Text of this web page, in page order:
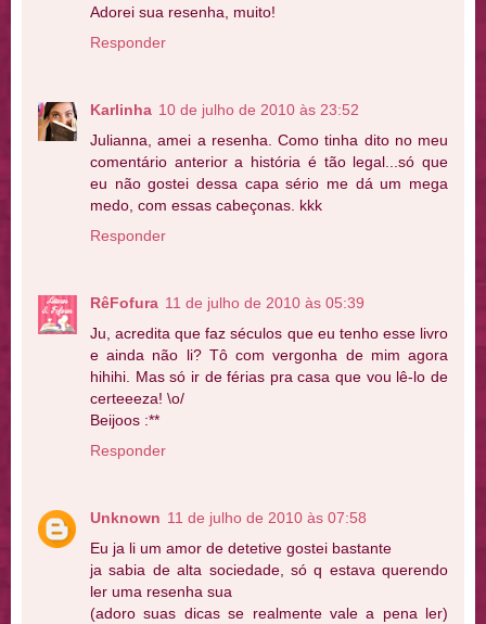
Adorei sua resenha, muito!
Responder
Karlinha 10 de julho de 2010 às 23:52
Julianna, amei a resenha. Como tinha dito no meu
comentário anterior a história é tão legal...só que
eu não gostei dessa capa sério me dá um mega
medo, com essas cabeçonas. kkk
Responder
RêFofura 11 de julho de 2010 às 05:39
Ju, acredita que faz séculos que eu tenho esse livro
e ainda não li? Tô com vergonha de mim agora
hihihi. Mas só ir de férias pra casa que vou lê-lo de
certeeeza! \o/
Beijoos :**
Responder
Unknown 11 de julho de 2010 às 07:58
Eu ja li um amor de detetive gostei bastante
ja sabia de alta sociedade, só q estava querendo
ler uma resenha sua
(adoro suas dicas se realmente vale a pena ler)